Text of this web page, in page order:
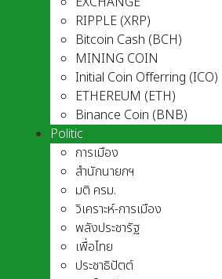
RIPPLE (XRP)
Bitcoin Cash (BCH)
MINING COIN
Initial Coin Offerring (ICO)
ETHEREUM (ETH)
Binance Coin (BNB)
Politic
การเมือง
สำนักนายกฯ
มติ ครม.
วิเคราะห์-การเมือง
พลังประชารัฐ
เพื่อไทย
ประชาธิปัตต์